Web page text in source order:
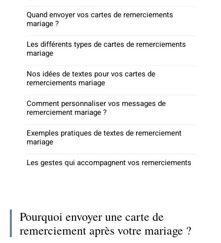
Quand envoyer vos cartes de remerciements
mariage ?
Les différents types de cartes de remerciements
mariage
Nos idées de textes pour vos cartes de
remerciements mariage
Comment personnaliser vos messages de
remerciement mariage ?
Exemples pratiques de textes de remerciement
mariage
Les gestes qui accompagnent vos remerciements
Pourquoi envoyer une carte de
remerciement après votre mariage ?